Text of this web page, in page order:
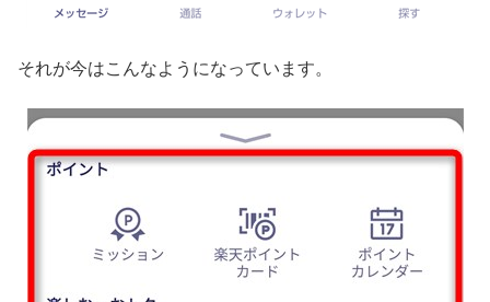
それが今はこんなようになっています。